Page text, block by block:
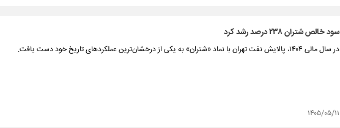
سود خالص شتران ۲۳۸ درصد رشد کرد
در سال مالی ۱۴۰۴، پالایش نفت تهران با نماد «شتران» به یکی از درخشان‌ترین عملکردهای تاریخ خود دست یافت.
۱۴۰۵/۰۵/۱۱